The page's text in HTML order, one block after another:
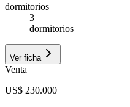
dormitorios
3
dormitorios
Ver ficha
Venta
US$ 230.000